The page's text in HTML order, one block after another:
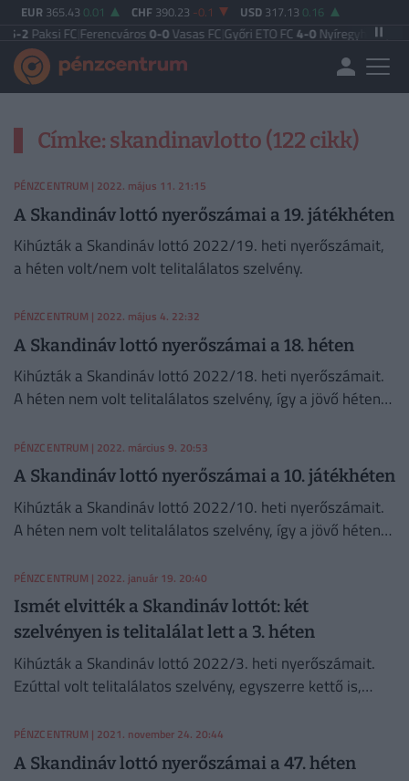
EUR 365.43 0.01 CHF 390.23 -0.1 USD 317.13 0.16
Paksi FC Ferencváros0-0Vasas FC Győri ETO FC 4-0Nyíregyháza
Címke: skandinavlotto (122 cikk)
PÉNZCENTRUM | 2022. május 11. 21:15
A Skandináv lottó nyerőszámai a 19. játékhéten
Kihúzták a Skandináv lottó 2022/19. heti nyerőszámait,
a héten volt/nem volt telitalálatos szelvény.
PÉNZCENTRUM | 2022. május 4. 22:32
A Skandináv lottó nyerőszámai a 18. héten
Kihúzták a Skandináv lottó 2022/18. heti nyerőszámait.
A héten nem volt telitalálatos szelvény, így a jövő héten
PÉNZCENTRUM | 2022. március 9. 20:53
A Skandináv lottó nyerőszámai a 10. játékhéten
Kihúzták a Skandináv lottó 2022/10. heti nyerőszámait.
A héten nem volt telitalálatos szelvény, így a jövő héten
PÉNZCENTRUM | 2022. január 19. 20:40
Ismét elvitték a Skandináv lottót: két
szelvényen is telitalálat lett a 3. héten
Kihúzták a Skandináv lottó 2022/3. heti nyerőszámait.
Ezúttal volt telitalálatos szelvény, egyszerre kettő is,
forintot nyertek.
PÉNZCENTRUM | 2021. november 24. 20:44
A Skandináv lottó nyerőszámai a 47. héten